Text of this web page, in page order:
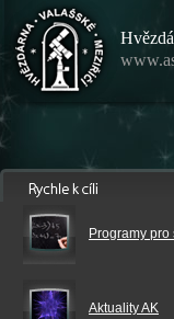
Programy pro
Aktuality AK